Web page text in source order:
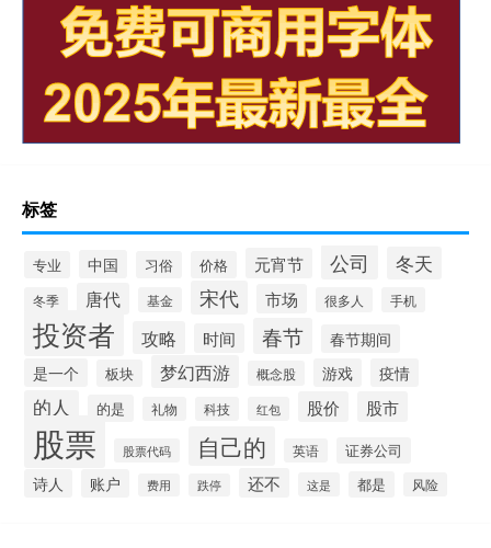
标签
专业 中国 习俗 价格 元宵节 公司 冬天
冬季 唐代 基金 宋代 市场 很多人 手机
投资者 攻略 时间 春节
春节期间
是一个
板块 梦幻西游 概念股 游戏 疫情
的人 的是 礼物 科技 红包 股价 股市
股票 股票代码 自己的 英语 证券公司
诗人 账户 费用 跌停 还不 这是 都是 风险